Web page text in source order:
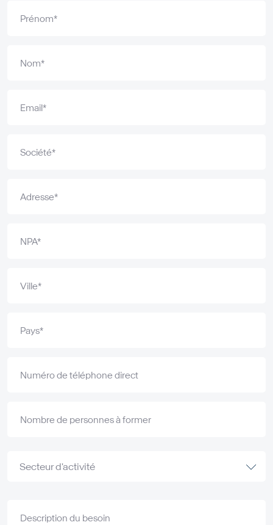
Prénom*
Nom*
Email*
Société*
Adresse*
NPA*
Ville*
Pays*
Numéro de téléphone direct
Nombre de personnes à former
Description du besoin